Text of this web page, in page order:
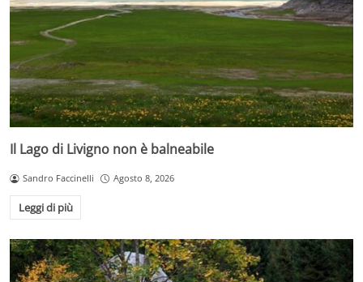
Il Lago di Livigno non è balneabile
Sandro Faccinelli Agosto 8, 2026
Leggi di più